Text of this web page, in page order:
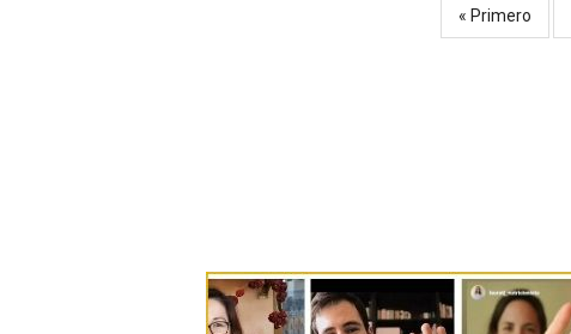
Primera
« Primero